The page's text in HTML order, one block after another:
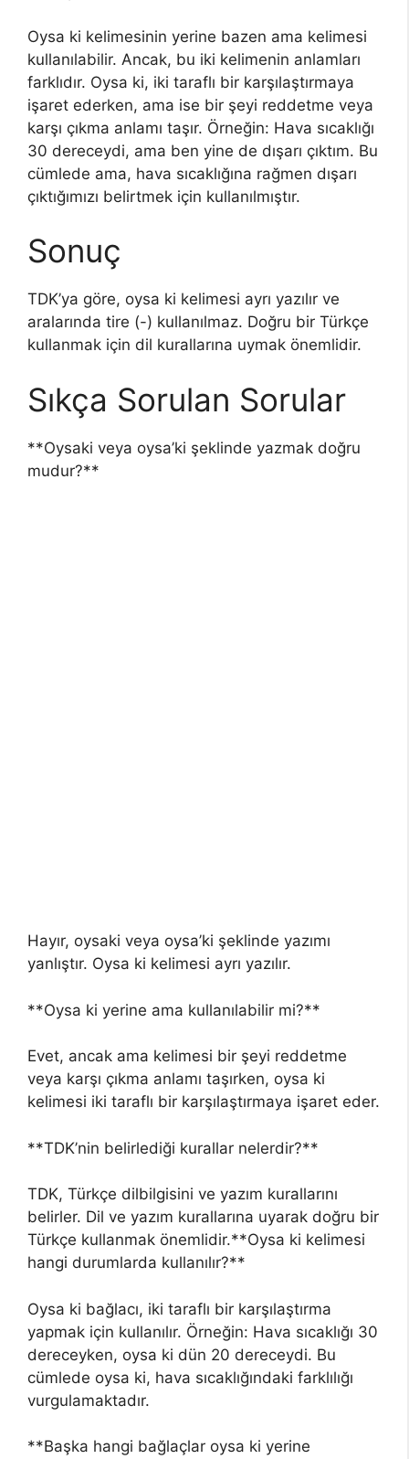
Oysa ki kelimesinin yerine bazen ama kelimesi
kullanılabilir. Ancak, bu iki kelimenin anlamları
farklıdır. Oysa ki, iki taraflı bir karşılaştırmaya
işaret ederken, ama ise bir şeyi reddetme veya
karşı çıkma anlamı taşır. Örneğin: Hava sıcaklığı
30 dereceydi, ama ben yine de dışarı çıktım. Bu
cümlede ama, hava sıcaklığına rağmen dışarı
çıktığımızı belirtmek için kullanılmıştır.
Sonuç
TDK’ya göre, oysa ki kelimesi ayrı yazılır ve
aralarında tire (-) kullanılmaz. Doğru bir Türkçe
kullanmak için dil kurallarına uymak önemlidir.
Sıkça Sorulan Sorular
**Oysaki veya oysa’ki şeklinde yazmak doğru
mudur?**
Hayır, oysaki veya oysa’ki şeklinde yazımı
yanlıştır. Oysa ki kelimesi ayrı yazılır.
**Oysa ki yerine ama kullanılabilir mi?**
Evet, ancak ama kelimesi bir şeyi reddetme
veya karşı çıkma anlamı taşırken, oysa ki
kelimesi iki taraflı bir karşılaştırmaya işaret eder.
**TDK’nin belirlediği kurallar nelerdir?**
TDK, Türkçe dilbilgisini ve yazım kurallarını
belirler. Dil ve yazım kurallarına uyarak doğru bir
Türkçe kullanmak önemlidir.**Oysa ki kelimesi
hangi durumlarda kullanılır?**
Oysa ki bağlacı, iki taraflı bir karşılaştırma
yapmak için kullanılır. Örneğin: Hava sıcaklığı 30
dereceyken, oysa ki dün 20 dereceydi. Bu
cümlede oysa ki, hava sıcaklığındaki farklılığı
vurgulamaktadır.
**Başka hangi bağlaçlar oysa ki yerine